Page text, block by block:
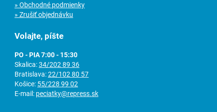
» Obchodné podmienky
» Zrušiť objednávku
Volajte, píšte
PO - PIA 7:00 - 15:30
Skalica:34/202 89 36
Bratislava:22/102 80 57
Košice: 55/228 99 02
E-mail: peciatky@repress.sk